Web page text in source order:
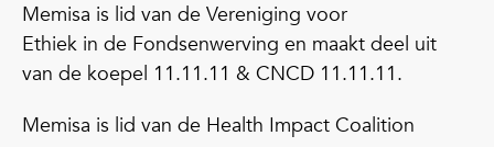
Memisa is lid van de Vereniging voor
Ethiek in de Fondsenwerving en maakt deel uit
van de koepel 11.11.11 & CNCD 11.11.11.
Memisa is lid van de Health Impact Coalition